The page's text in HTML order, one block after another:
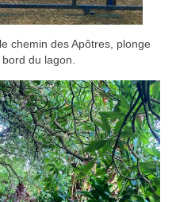
chemin des Apôtres, plonge
du lagon.